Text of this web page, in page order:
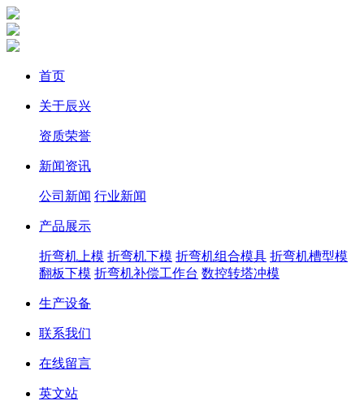
首页
关于辰兴
资质荣誉
新闻资讯
公司新闻 行业新闻
产品展示
折弯机上模 折弯机下模 折弯机组合模具 折弯机槽型模
翻板下模 折弯机补偿工作台 数控转塔冲模
生产设备
联系我们
在线留言
英文站